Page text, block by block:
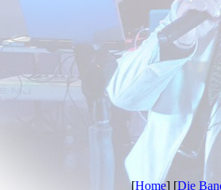
[Home] [Die